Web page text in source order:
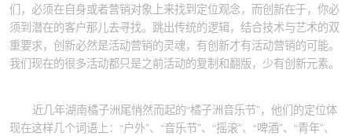
们，必须在自身或者营销对象上来找到定位观念，而创新在于，你必
须到潜在的客户那儿去寻找。跳出传统的逻辑，结合技术与艺术的双
重要求，创新必然是活动营销的灵魂，有创新才有活动营销的可能。
我们现在的很多活动都只是之前活动的复制和翻版，少有创新元素。
近几年湖南橘子洲尾悄然而起的“橘子洲音乐节”，他们的定位体
现在这样几个词语上：“户外”、“音乐节”、“摇滚”、“啤酒”、“青年”、